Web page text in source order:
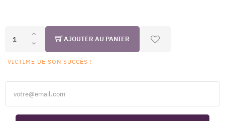
AJOUTER AU PANIER
VICTIME DE SON SUCCÈS !